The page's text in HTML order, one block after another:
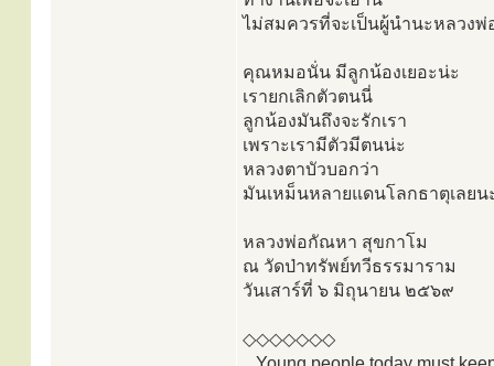
ไม่สมควรที่จะเป็นผู้นำนะหลวงพ่
คุณหมอนั่น มีลูกน้องเยอะน่ะ
เรายกเลิกตัวตนนี่
ลูกน้องมันถึงจะรักเรา
เพราะเรามีตัวมีตนน่ะ
หลวงตาบัวบอกว่า
มันเหม็นหลายแดนโลกธาตุเลยน
หลวงพ่อกัณหา สุขกาโม
ณ วัดป่าทรัพย์ทวีธรรมาราม
วันเสาร์ที่ ๖ มิถุนายน ๒๕๖๙
◇◇◇◇◇◇◇